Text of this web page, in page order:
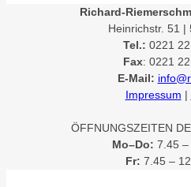
Richard-
Heinrichstr. 51 |
Tel.: 0221
Fax: 0221
E-Mail:
Impressum |
ÖFFNUNGSZEITEN
Mo–Do: 7.45
Fr: 7.45 –